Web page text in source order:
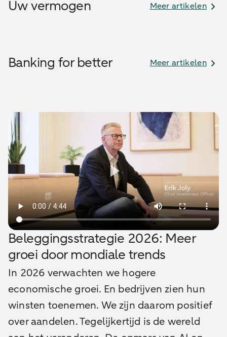
Uw vermogen Meer artikelen
Banking for better Meer artikelen
Beleggingsstrategie 2026: Meer
groei door mondiale trends
In 2026 verwachten we hogere
economische groei. En bedrijven zien hun
winsten toenemen. We zijn daarom positief
over aandelen. Tegelijkertijd is de wereld